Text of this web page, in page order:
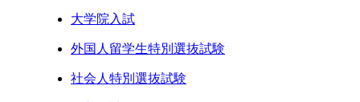
大学院入試
外国人留学生特別選抜試験
社会人特別選抜試験